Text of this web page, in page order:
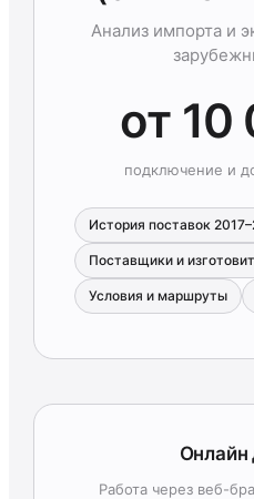
Анализ импорта и
от
подключение и
История поставок
Поставщики и
Условия и маршруты
Онлайн
Работа через веб-